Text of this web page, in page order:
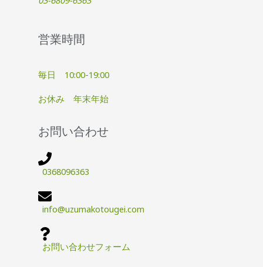
営業時間
毎日 10:00-19:00
お休み 年末年始
お問い合わせ
0368096363
info@uzumakotougei.com
お問い合わせフォーム